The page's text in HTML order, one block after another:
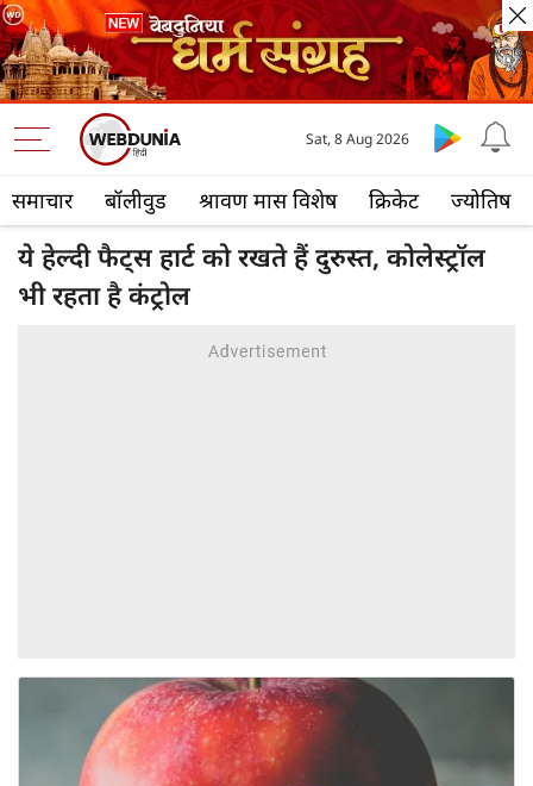
समाचार बॉलीवुड श्रावण मास विशेष क्रिकेट ज्योतिष
Sat, 8 Aug 2026
ये हेल्दी फैट्स हार्ट को रखते हैं दुरुस्त, कोलेस्ट्रॉल
भी रहता है कंट्रोल